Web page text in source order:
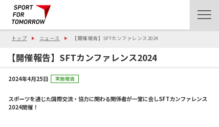
トップ ニュース 【開催報告】SFTカンファレンス2024
【開催報告】SFTカンファレンス2024
2024年4月25日 実施報告
スポーツを通じた国際交流・協力に関わる関係者が一堂に会しSFTカンファレンス
2024開催！